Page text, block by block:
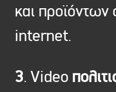
και προϊόντων
internet.
3. Video